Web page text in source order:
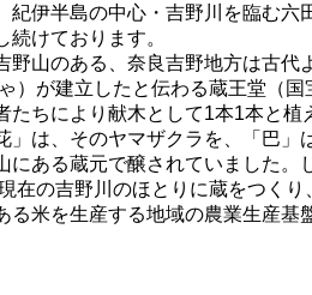
紀伊半島の中心・吉野川を臨む
けております。
山のある、奈良吉野地方は古代
）が建立したと伝わる蔵王堂（
ちにより献木として1本1本と
は、そのヤマザクラを、「巴」
にある蔵元で醸されていました
在の吉野川のほとりに蔵をつくり
る米を生産する地域の農業生産